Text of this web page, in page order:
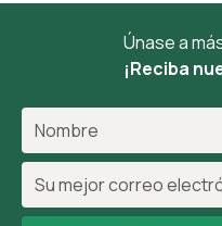
Únase a
¡Reciba